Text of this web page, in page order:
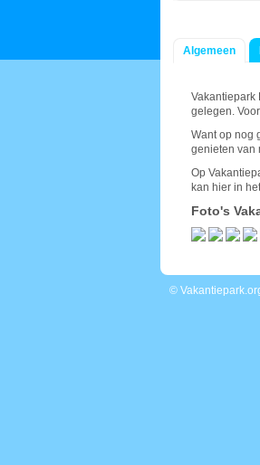
Algemeen
Vakantiepark
gelegen.
Want op nog
genieten van
Op
kan hier in
Foto's
©